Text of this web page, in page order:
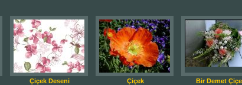
Çiçek Deseni Çiçek Bir Demet